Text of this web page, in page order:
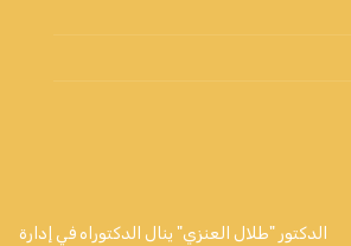
الدكتور "طلال العنزي" ينال الدكتوراه في إدارة